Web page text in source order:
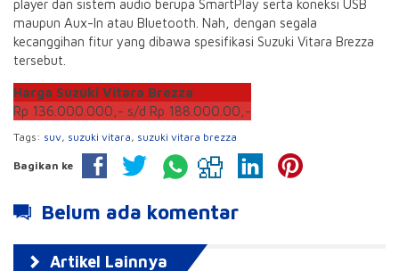
player dan sistem audio berupa SmartPlay serta koneksi USB
maupun Aux-In atau Bluetooth. Nah, dengan segala
kecanggihan fitur yang dibawa spesifikasi Suzuki Vitara Brezza
tersebut.
Harga Suzuki Vitara Brezza
Rp 136.000.000,- s/d Rp 188.000.00,-
Tags: suv, suzuki vitara, suzuki vitara brezza
Bagikan ke
Belum ada komentar
Artikel Lainnya